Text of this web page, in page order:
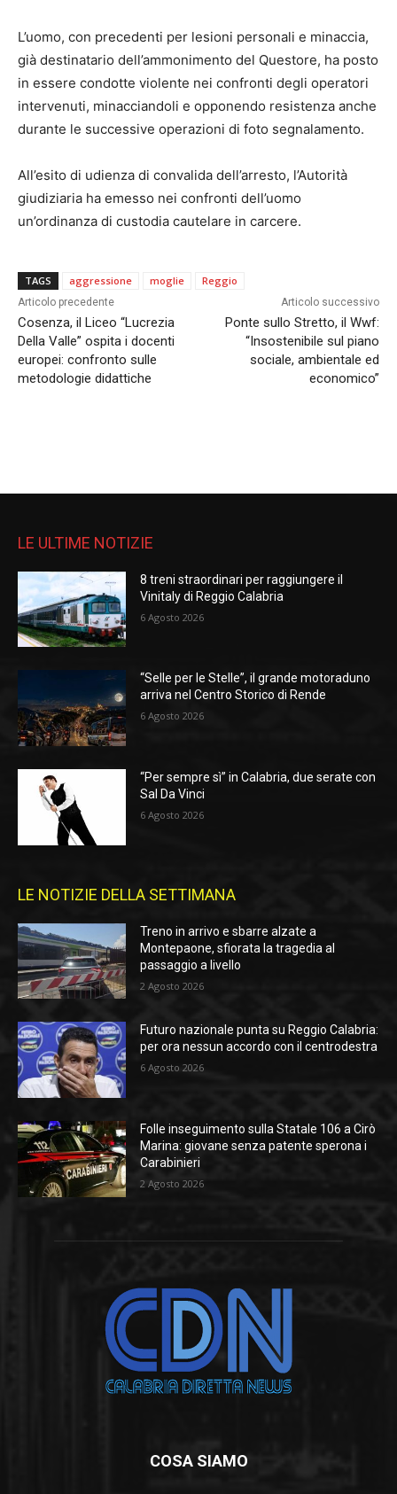
L’uomo, con precedenti per lesioni personali e minaccia,
già destinatario dell’ammonimento del Questore, ha posto
in essere condotte violente nei confronti degli operatori
intervenuti, minacciandoli e opponendo resistenza anche
durante le successive operazioni di foto segnalamento.
All’esito di udienza di convalida dell’arresto, l’Autorità
giudiziaria ha emesso nei confronti dell’uomo
un’ordinanza di custodia cautelare in carcere.
TAGS aggressione moglie Reggio
Articolo precedente
Cosenza, il Liceo “Lucrezia
Della Valle” ospita i docenti
europei: confronto sulle
metodologie didattiche
Articolo successivo
Ponte sullo Stretto, il Wwf:
“Insostenibile sul piano
sociale, ambientale ed
economico”
LE ULTIME NOTIZIE
8 treni straordinari per raggiungere il
Vinitaly di Reggio Calabria
6 Agosto 2026
“Selle per le Stelle”, il grande motoraduno
arriva nel Centro Storico di Rende
6 Agosto 2026
“Per sempre sì” in Calabria, due serate con
Sal Da Vinci
6 Agosto 2026
LE NOTIZIE DELLA SETTIMANA
Treno in arrivo e sbarre alzate a
Montepaone, sfiorata la tragedia al
passaggio a livello
2 Agosto 2026
Futuro nazionale punta su Reggio Calabria:
per ora nessun accordo con il centrodestra
6 Agosto 2026
Folle inseguimento sulla Statale 106 a Cirò
Marina: giovane senza patente sperona i
Carabinieri
2 Agosto 2026
COSA SIAMO